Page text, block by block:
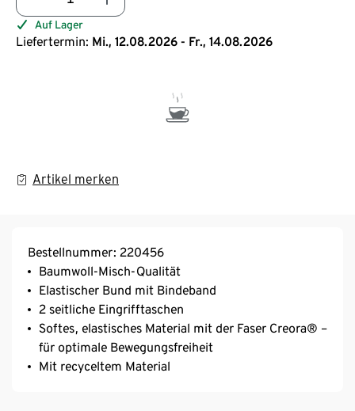
Auf Lager
Liefertermin: Mi., 12.08.2026 - Fr., 14.08.2026
Artikel merken
Bestellnummer: 220456
Baumwoll-Misch-Qualität
Elastischer Bund mit Bindeband
2 seitliche Eingrifftaschen
Softes, elastisches Material mit der Faser Creora® –
für optimale Bewegungsfreiheit
Mit recyceltem Material